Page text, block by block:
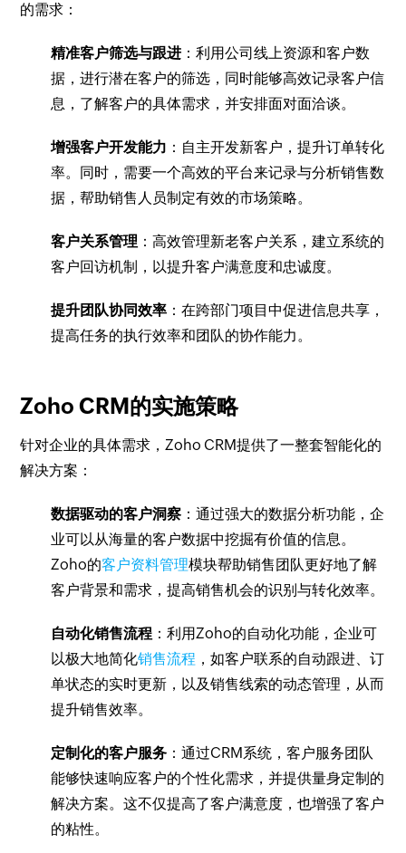
的需求：
精准客户筛选与跟进 ：利用公司线上资源和客户数
据，进行潜在客户的筛选，同时能够高效记录客户信
息，了解客户的具体需求，并安排面对面洽谈。
增强客户开发能力 ：自主开发新客户，提升订单转化
率。同时，需要一个高效的平台来记录与分析销售数
据，帮助销售人员制定有效的市场策略。
客户关系管理 ：高效管理新老客户关系，建立系统的
客户回访机制，以提升客户满意度和忠诚度。
提升团队协同效率 ：在跨部门项目中促进信息共享，
提高任务的执行效率和团队的协作能力。
Zoho CRM的实施策略
针对企业的具体需求，Zoho CRM提供了一整套智能化的
解决方案：
数据驱动的客户洞察 ：通过强大的数据分析功能，企
业可以从海量的客户数据中挖掘有价值的信息。
Zoho的客户资料管理模块帮助销售团队更好地了解
客户背景和需求，提高销售机会的识别与转化效率。
自动化销售流程 ：利用Zoho的自动化功能，企业可
以极大地简化销售流程 ，如客户联系的自动跟进、订
单状态的实时更新，以及销售线索的动态管理，从而
提升销售效率。
定制化的客户服务 ：通过CRM系统，客户服务团队
能够快速响应客户的个性化需求，并提供量身定制的
解决方案。这不仅提高了客户满意度，也增强了客户
的粘性。